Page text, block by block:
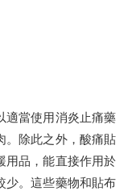
適當使用消炎止痛藥
。除此之外，酸痛貼
用品，能直接作用於
少。這些藥物和貼布